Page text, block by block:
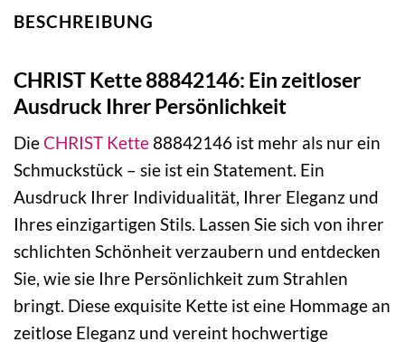
BESCHREIBUNG
CHRIST Kette 88842146: Ein zeitloser
Ausdruck Ihrer Persönlichkeit
DieCHRIST Kette 88842146 ist mehr als nur ein
Schmuckstück – sie ist ein Statement. Ein
Ausdruck Ihrer Individualität, Ihrer Eleganz und
Ihres einzigartigen Stils. Lassen Sie sich von ihrer
schlichten Schönheit verzaubern und entdecken
Sie, wie sie Ihre Persönlichkeit zum Strahlen
bringt. Diese exquisite Kette ist eine Hommage an
zeitlose Eleganz und vereint hochwertige